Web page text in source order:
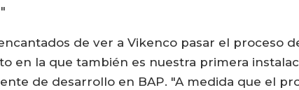
de ver a Vikenco pasar el proceso
en la que también es nuestra primera
de desarrollo en BAP. "A medida que el